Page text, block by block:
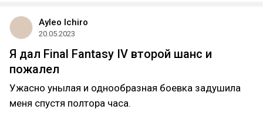
Ayleo Ichiro
20.05.2023
Я дал Final Fantasy IV второй шанс и
пожалел
Ужасно унылая и однообразная боевка задушила
меня спустя полтора часа.